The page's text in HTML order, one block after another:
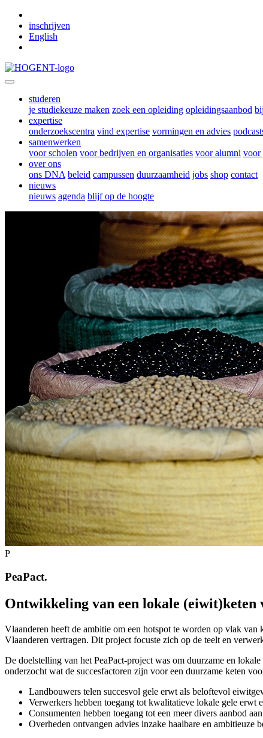
inschrijven
English
studeren
je studiekeuze maken zoek een opleiding opleidingsaanbod
expertise
onderzoekscentra vind expertise vormingen en advies
samenwerken
voor scholen voor bedrijven en organisaties voor alumni voor
over ons
ons DNA beleid campussen duurzaamheid jobs shop contact
nieuws
nieuws agenda blijf op de hoogte
P
PeaPact.
Ontwikkeling van een lokale (eiwit)keten
Vlaanderen heeft de ambitie om een hotspot te worden op vlak
Vlaanderen vertragen. Dit project focuste zich op de teelt en
De doelstelling van het PeaPact-project was om duurzame en
onderzocht wat de succesfactoren zijn voor een duurzame keten
Landbouwers telen succesvol gele erwt als beloftevol
Verwerkers hebben toegang tot kwalitatieve lokale gele erwt
Consumenten hebben toegang tot een meer divers aanbod
Overheden ontvangen advies inzake haalbare en ambitieuze